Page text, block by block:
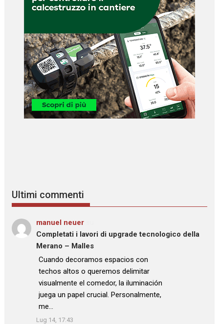
Ultimi commenti
manuel neuer
Completati i lavori di upgrade tecnologico della
Merano – Malles
: “
Cuando decoramos espacios con
techos altos o queremos delimitar
visualmente el comedor, la iluminación
juega un papel crucial. Personalmente,
me…
”
Lug 14, 17:43